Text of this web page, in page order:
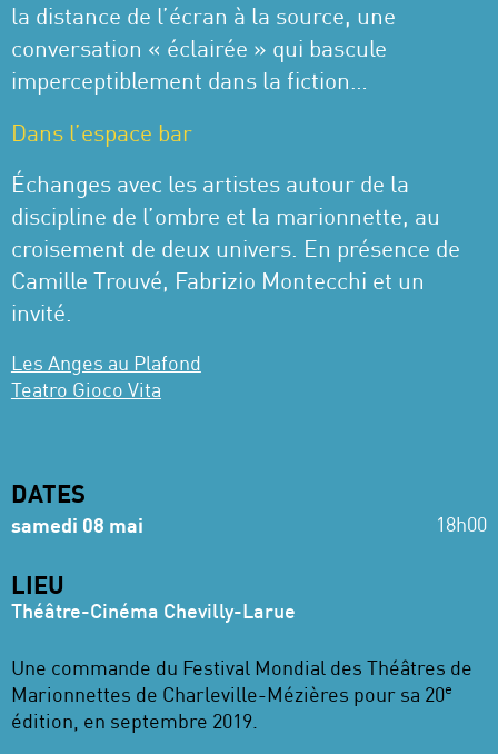
la distance de l’écran à la source, une
conversation « éclairée » qui bascule
imperceptiblement dans la fiction…
Dans l’espace bar
Échanges avec les artistes autour de la
discipline de l’ombre et la marionnette, au
croisement de deux univers. En présence de
Camille Trouvé, Fabrizio Montecchi et un
invité.
Les Anges au Plafond
Teatro Gioco Vita
DATES
samedi 08 mai 18h00
LIEU
Théâtre-Cinéma Chevilly-Larue
Une commande du Festival Mondial des Théâtres de
Marionnettes de Charleville-Mézières pour sa 20e
édition, en septembre 2019.